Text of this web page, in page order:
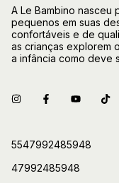
A Le Bambino nasceu
pequenos em suas
confortáveis e de
as crianças explorem
a infância como deve
5547992485948
47992485948